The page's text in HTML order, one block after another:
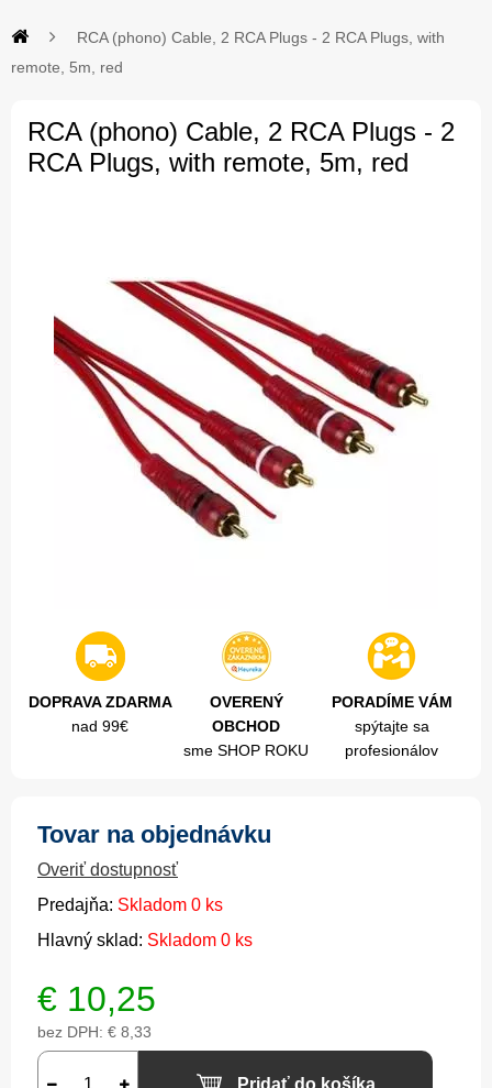
RCA (phono) Cable, 2 RCA Plugs - 2 RCA Plugs, with
remote, 5m, red
RCA (phono) Cable, 2 RCA Plugs - 2
RCA Plugs, with remote, 5m, red
DOPRAVA ZDARMA
nad 99€
OVERENÝ
OBCHOD
sme SHOP ROKU
PORADÍME VÁM
spýtajte sa
profesionálov
Tovar na objednávku
Overiť dostupnosť
Predajňa: Skladom 0 ks
Hlavný sklad: Skladom 0 ks
€ 10,25
bez DPH: € 8,33